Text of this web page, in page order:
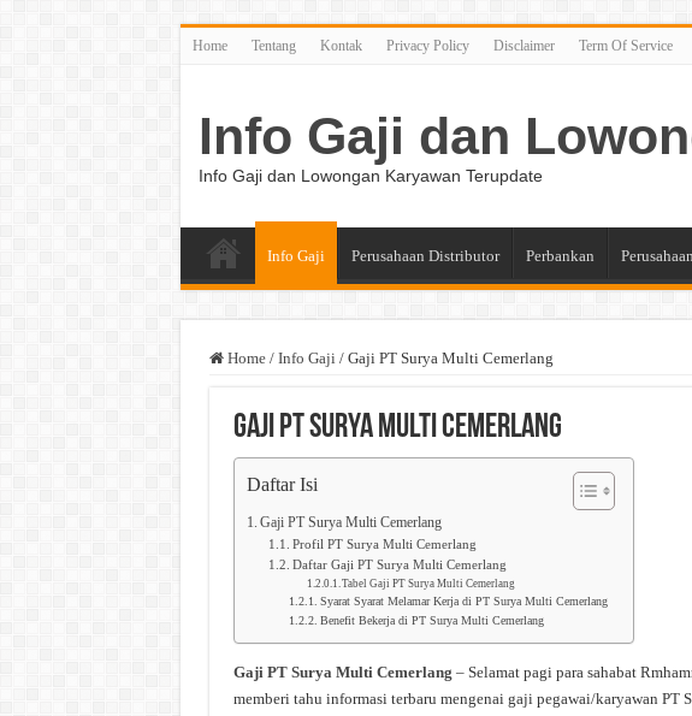
Home Tentang Kontak Privacy Policy Disclaimer Term Of Service
Info Gaji dan
Info Gaji dan Lowongan Karyawan Terupdate
Info Gaji Perusahaan Distributor Perbankan
Home / Info Gaji / Gaji PT Surya Multi Cemerlang
Gaji PT Surya Multi Cemerlang
Daftar Isi
Gaji PT Surya Multi Cemerlang
Profil PT Surya Multi Cemerlang
Daftar Gaji PT Surya Multi Cemerlang
Tabel Gaji PT Surya Multi Cemerlang
Syarat Syarat Melamar Kerja di PT Surya Multi Cemerlang
Benefit Bekerja di PT Surya Multi Cemerlang
Gaji PT Surya Multi Cemerlang – Selamat pagi para sahabat
memberi tahu informasi terbaru mengenai gaji pegawai/karyawan PT